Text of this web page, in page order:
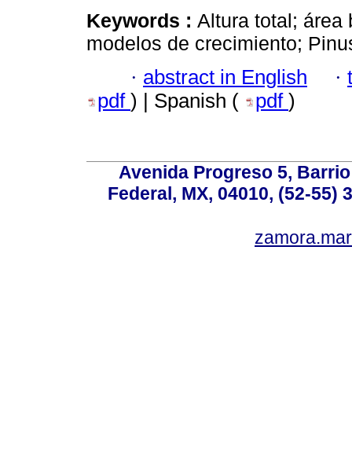
Keywords : Altura total; área
modelos de crecimiento;
· abstract in English ·
pdf ) | Spanish ( pdf )
Avenida Progreso 5,
Federal, MX, 04010, (52-55)